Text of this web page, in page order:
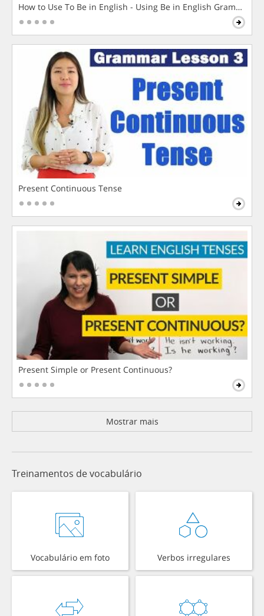
How to Use To Be in English - Using Be in English Grammar
Present Continuous Tense
Present Simple or Present Continuous?
Mostrar mais
Treinamentos de vocabulário
Vocabulário em foto Verbos irregulares